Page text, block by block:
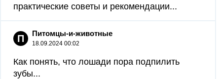
практические советы и рекомендации...
П Питомцы-и-животные
18.09.2024 00:02
Как понять, что лошади пора подпилить
зубы...